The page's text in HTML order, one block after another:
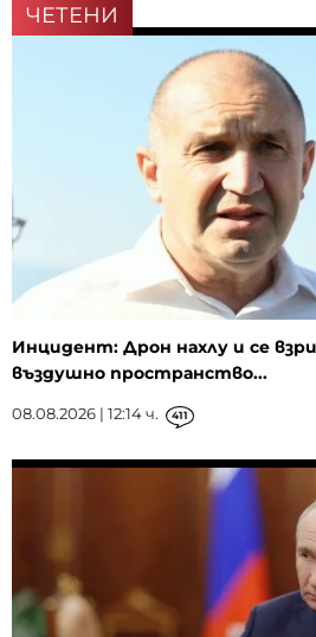
ЧЕТЕНИ
Инцидент: Дрон нахлу и се
въздушно пространство...
08.08.2026 | 12:14 ч. 411